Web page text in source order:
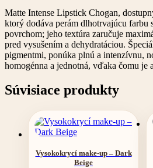
-
matná
Matte Intense Lipstick Chogan,
ktorý dodáva perám dlhotrvajúcu farbu
povrchom; jeho textúra zaručuje
pred vysušením a dehydratáciou.
pigmentmi, ponúka plnú a intenzívnu,
homogénna a jednotná, vďaka čomu je
Súvisiace produkty
Vysokokrycí make-up – Dark
Beige